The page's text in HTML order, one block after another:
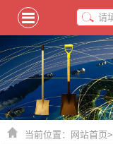
当前位置： 网站首页>